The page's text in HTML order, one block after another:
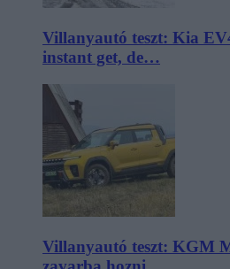
Villanyautó teszt: Kia
instant get, de…
Villanyautó teszt: KGM